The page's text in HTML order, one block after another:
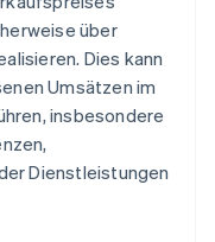
über
Dies kann
Umsätzen im
insbesondere
Dienstleistungen